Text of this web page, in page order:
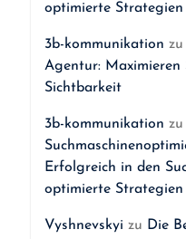
optimierte Strategien
3b-kommunikation zu
Agentur: Maximieren
Sichtbarkeit
3b-kommunikation zu
Erfolgreich in den
optimierte Strategien
Vyshnevskyi zu Die